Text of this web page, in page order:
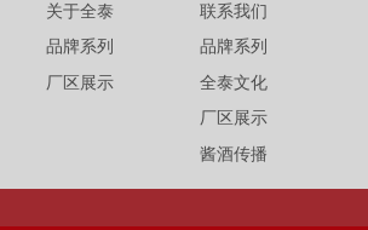
联系我们
品牌系列
全泰文化
厂区展示
酱酒传播
关于全泰
品牌系列
厂区展示